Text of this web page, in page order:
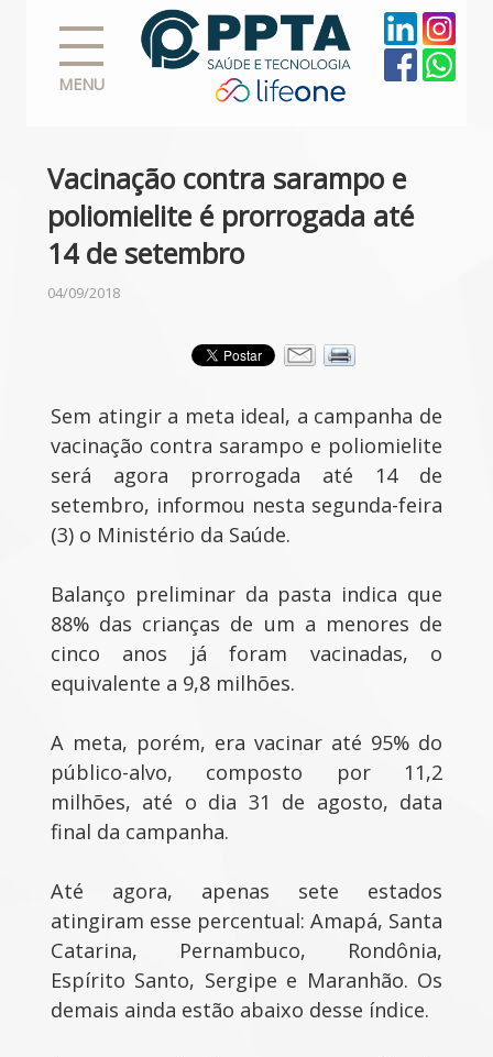
MENU
Vacinação contra sarampo e
poliomielite é prorrogada até
14 de setembro
04/09/2018
Sem atingir a meta ideal, a campanha de
vacinação contra sarampo e poliomielite
será agora prorrogada até 14 de
setembro, informou nesta segunda-feira
(3) o Ministério da Saúde.
Balanço preliminar da pasta indica que
88% das crianças de um a menores de
cinco anos já foram vacinadas, o
equivalente a 9,8 milhões.
A meta, porém, era vacinar até 95% do
público-alvo, composto por 11,2
milhões, até o dia 31 de agosto, data
final da campanha.
Até agora, apenas sete estados
atingiram esse percentual: Amapá, Santa
Catarina, Pernambuco, Rondônia,
Espírito Santo, Sergipe e Maranhão. Os
demais ainda estão abaixo desse índice.